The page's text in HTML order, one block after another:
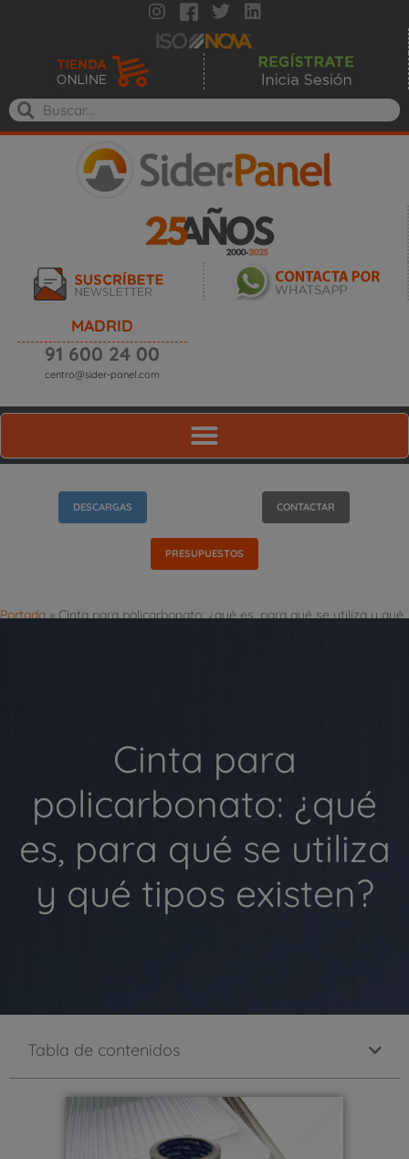
MADRID
91 600 24 00
centro@sider-panel.com
DESCARGAS CONTACTAR
PRESUPUESTOS
Portada»Cinta para policarbonato: ¿qué es, para qué se utiliza y qué
Cinta para
policarbonato: ¿qué
es, para qué se utiliza
y qué tipos existen?
Tabla de contenidos